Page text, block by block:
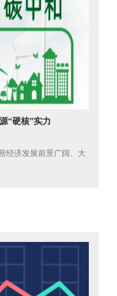
“硬核”实力
经济发展前景广阔、大